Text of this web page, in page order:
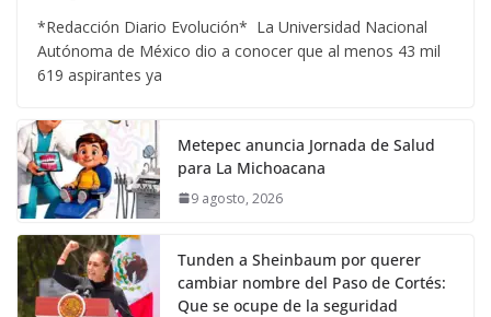
*Redacción Diario Evolución* La Universidad Nacional
Autónoma de México dio a conocer que al menos 43 mil
619 aspirantes ya
Metepec anuncia Jornada de Salud
para La Michoacana
9 agosto, 2026
Tunden a Sheinbaum por querer
cambiar nombre del Paso de Cortés:
Que se ocupe de la seguridad